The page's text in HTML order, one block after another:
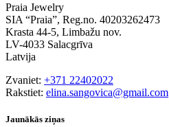
Praia Jewelry
SIA “Praia”, Reg.no. 40203262473
Krasta 44-5, Limbažu nov.
LV-4033 Salacgrīva
Latvija
Zvaniet: +371 22402022
Rakstiet: elina.sangovica@gmail.com
Jaunākās ziņas